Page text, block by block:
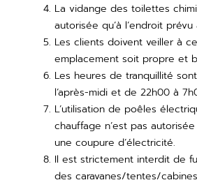
La vidange des toilettes
autorisée qu’à l’endroit
Les clients doivent veiller à
emplacement soit propre et
Les heures de tranquillité
l’après-midi et de 22h00 à
L’utilisation de poêles
chauffage n’est pas
une coupure d’électricité.
Il est strictement interdit de
des caravanes/tentes/